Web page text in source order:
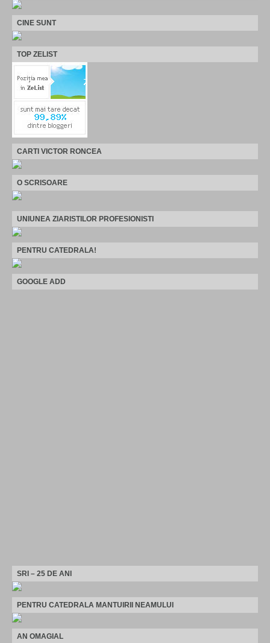
CINE SUNT
TOP ZELIST
CARTI VICTOR RONCEA
O SCRISOARE
UNIUNEA ZIARISTILOR PROFESIONISTI
PENTRU CATEDRALA!
GOOGLE ADD
SRI – 25 DE ANI
PENTRU CATEDRALA MANTUIRII NEAMULUI
AN OMAGIAL